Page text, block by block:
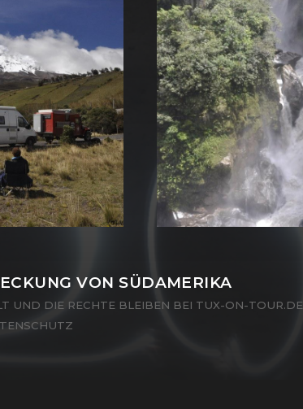
VON SÜDAMERIKA
UND DIE RECHTE BLEIBEN BEI TUX-ON-TOUR.DE